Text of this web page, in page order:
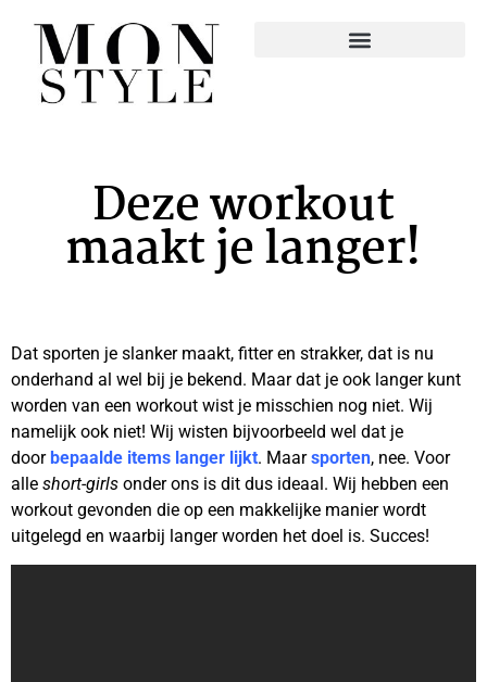
Deze workout
maakt je langer!
Dat sporten je slanker maakt, fitter en strakker, dat is nu
onderhand al wel bij je bekend. Maar dat je ook langer kunt
worden van een workout wist je misschien nog niet. Wij
namelijk ook niet! Wij wisten bijvoorbeeld wel dat je
doorbepaalde items langer lijkt. Maarsporten, nee. Voor
alle short-girls onder ons is dit dus ideaal. Wij hebben een
workout gevonden die op een makkelijke manier wordt
uitgelegd en waarbij langer worden het doel is. Succes!